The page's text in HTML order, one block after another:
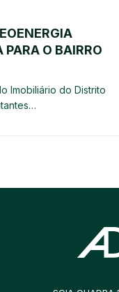
PARA O BAIRRO
Imobiliário do Distrito